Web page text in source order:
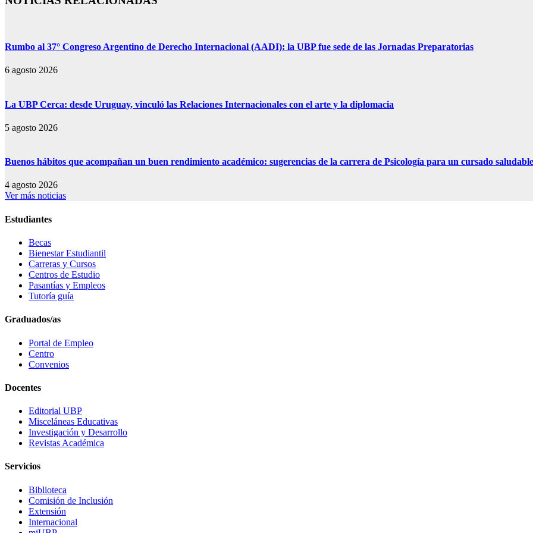
Rumbo al 37° Congreso Argentino de Derecho Internacional (AADI): la UBP fue sede de las Jornadas Preparatorias
6 agosto 2026
La UBP Cerca: desde Uruguay, vinculó las Relaciones Internacionales con el arte y la diplomacia
5 agosto 2026
Buenos hábitos que acompañan un buen rendimiento académico: sugerencias de la carrera de Psicología para un cursado saludable
4 agosto 2026
Ver más noticias
Estudiantes
Becas
Bienestar Estudiantil
Carreras y Cursos
Centros de Estudio
Pasantías y Empleos
Tutoría guía
Graduados/as
Portal de Empleo
Centro
Convenios
Docentes
Editorial UBP
Misceláneas Educativas
Investigación y Desarrollo
Revistas Académica
Servicios
Biblioteca
Comisión de Inclusión
Extensión
Internacional